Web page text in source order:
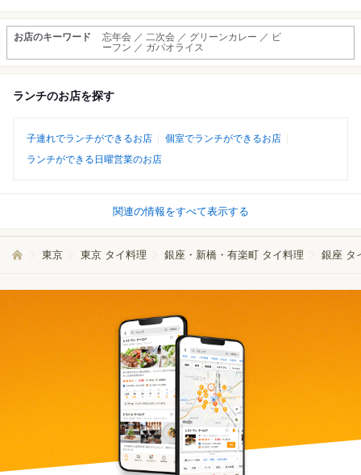
お店のキーワード
忘年会 ／ 二次会 ／ グリーンカレー ／ ビ
ーフン ／ ガパオライス
ランチのお店を探す
子連れでランチができるお店
個室でランチができるお店
ランチができる日曜営業のお店
関連の情報をすべて表示する
東京 東京 タイ料理 銀座・新橋・有楽町 タイ料理 銀座 タ